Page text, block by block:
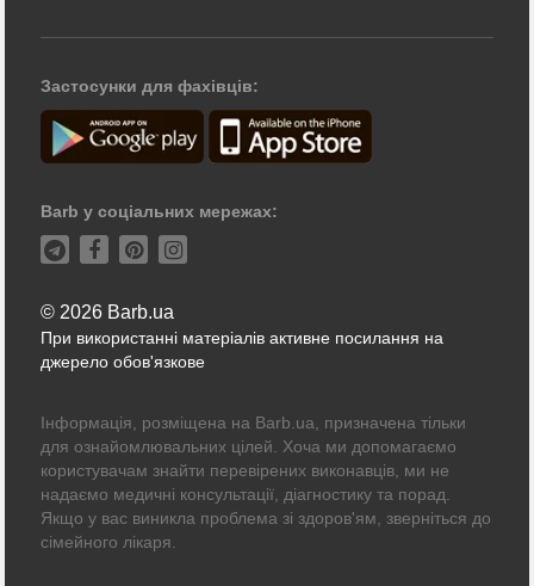
Застосунки для фахівців:
Barb у соціальних мережах:
© 2026 Barb.ua
При використанні матеріалів активне посилання на
джерело обов'язкове
Інформація, розміщена на Barb.ua, призначена тільки
для ознайомлювальних цілей. Хоча ми допомагаємо
користувачам знайти перевірених виконавців, ми не
надаємо медичні консультації, діагностику та порад.
Якщо у вас виникла проблема зі здоров'ям, зверніться до
сімейного лікаря.